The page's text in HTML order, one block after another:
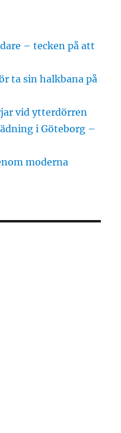
– tecken på att
ta sin halkbana på
vid ytterdörren
i Göteborg –
moderna